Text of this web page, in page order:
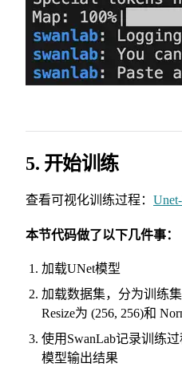
5. 开始训练
查看可视化训练过程：
本节代码做了以下几件事：
加载UNet模型
加载数据集，分为训练
Resize为 (256, 256)和
使用SwanLab记录训练
模型输出结果